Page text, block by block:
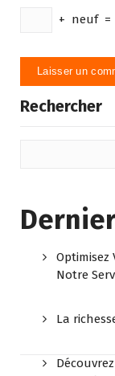
+ neuf =
Rechercher
Optimisez
Notre
La